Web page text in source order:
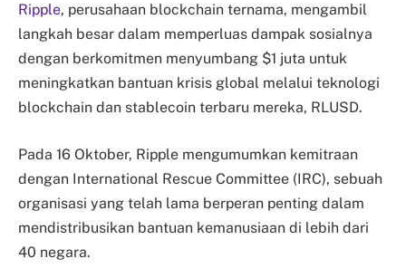
Ripple, perusahaan blockchain ternama, mengambil
langkah besar dalam memperluas dampak sosialnya
dengan berkomitmen menyumbang $1 juta untuk
meningkatkan bantuan krisis global melalui teknologi
blockchain dan stablecoin terbaru mereka, RLUSD.
Pada 16 Oktober, Ripple mengumumkan kemitraan
dengan International Rescue Committee (IRC), sebuah
organisasi yang telah lama berperan penting dalam
mendistribusikan bantuan kemanusiaan di lebih dari
40 negara.